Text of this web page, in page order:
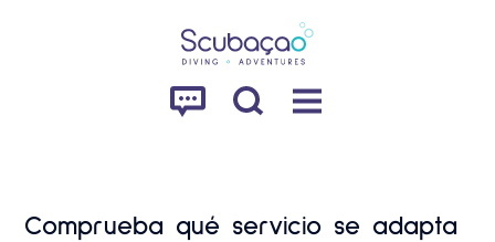
Comprueba qué servicio se adapta